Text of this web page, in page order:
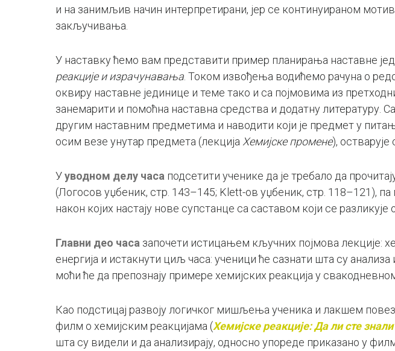
и на занимљив начин интерпретирани, јер се континуираном
закључивања.
У наставку ћемо вам представити пример планирања наставне
реакције и израчунавања . Током извођења водићемо рачуна о
оквиру наставне јединице и теме тако и са појмовима из
занемарити и помоћна наставна средства и додатну литературу.
другим наставним предметима и наводити који је предмет у
осим везе унутар предмета (лекција Хемијске промене),
Ууводном делу часа подсетити ученике да је требало да
(Логосов уџбеник, стр. 143–145; Klett-ов уџбеник, стр. 118–121),
након којих настају нове супстанце са саставом који се
Главни део часа започети истицањем кључних појмова лекције:
енергија и истакнути циљ часа: ученици ће сазнати шта су
моћи ће да препознају примере хемијских реакција у
Као подстицај развоју логичког мишљења ученика и лакшем
филм о хемијским реакцијама (Хемијске реакције: Да ли сте
шта су видели и да анализирају, односно упореде приказано у